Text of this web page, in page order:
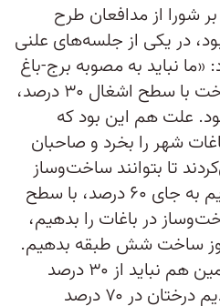
شورا از مدافعان طرح
خشکاندن باغ‎‌های تهران بود، در یکی از جلسه‎‌های علنی
«ما نباید به مصوبه برج-باغ
حمله کنیم، زیرا مجوز ساخت با سطح اشغال ۳۰ درصد،
علت هم این بود که
شهر را بخرد و صاحبان
تا بتوانند ساخت‌وساز
کنند. برای همین فکر کردیم به جای ۶۰ درصد، با سطح
ساخت‌وساز در باغات را بدهیم،
ساخت شش طبقه بدهیم.
البته سطح اشغال در زیرزمین هم نباید از ۳۰ درصد
تجاوز کند. بعد متوجه شدیم درختان در ۷۰ درصد